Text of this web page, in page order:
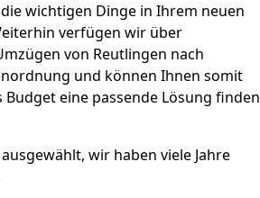
wichtigen Dinge in Ihrem neuen
verfügen wir über
von Reutlingen nach
und können Ihnen somit
eine passende Lösung finden
wir haben viele Jahre